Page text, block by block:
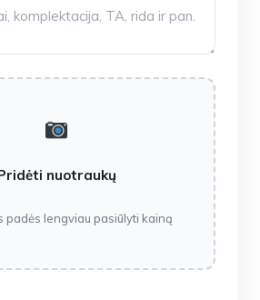
nuotraukų
padės lengviau pasiūlyti kainą